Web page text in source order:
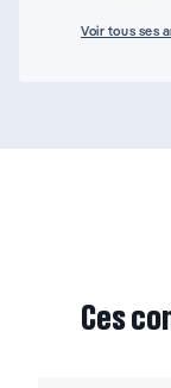
Voir tous ses
Ces